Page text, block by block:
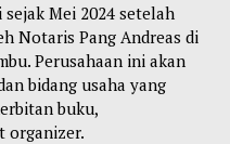
Mei 2024 setelah
Notaris Pang Andreas di
Perusahaan ini akan
bidang usaha yang
buku,
organizer.